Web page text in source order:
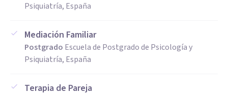
Psiquiatría, España
Mediación Familiar
Postgrado Escuela de Postgrado de Psicología y
Psiquiatría, España
Terapia de Pareja